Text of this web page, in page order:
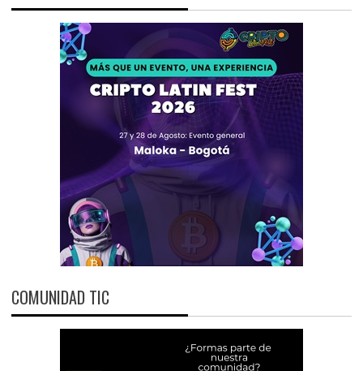
COMUNIDAD TIC